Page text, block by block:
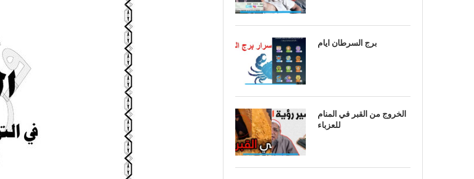
برج السرطان ايام
الخروج من القبر في المنام
للعزباء